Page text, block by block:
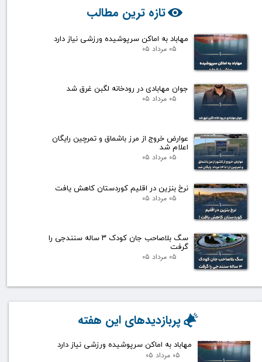
تازه ترین مطالب
مهاباد به اماکن سرپوشیده ورزشی نیاز دارد
۰۵ مرداد ۰۵
جوان مهابادی در رودخانه لگبن غرق شد
۰۵ مرداد ۰۵
عوارض خروج از مرز باشماق و تمرچین رایگان
اعلام شد
۰۵ مرداد ۰۵
نرخ بنزین در اقلیم کوردستان کاهش یافت
۰۵ مرداد ۰۵
سگ بلاصاحب جان کودک ۳ ساله سنندجی را
گرفت
۰۵ مرداد ۰۵
مهاباد به اماکن سرپوشیده ورزشی نیاز دارد
۰۵ مرداد ۰۵
پربازدیدهای این هفته